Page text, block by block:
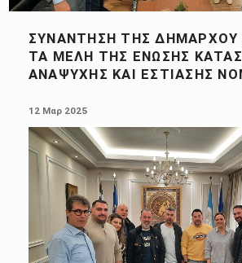
ΣΥΝΆΝΤΗΣΗ ΤΗΣ ΔΗΜΆΡΧΟΥ
ΤΑ ΜΈΛΗ ΤΗΣ ΈΝΩΣΗΣ
ΑΝΑΨΥΧΉΣ ΚΑΙ ΕΣΤΊΑΣΗΣ
12 Μαρ 2025